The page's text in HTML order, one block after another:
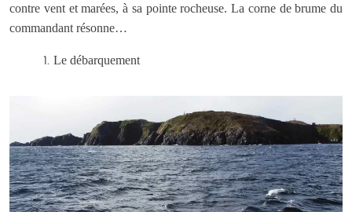
contre vent et marées, à sa pointe rocheuse. La corne de brume du
commandant résonne…
Le débarquement